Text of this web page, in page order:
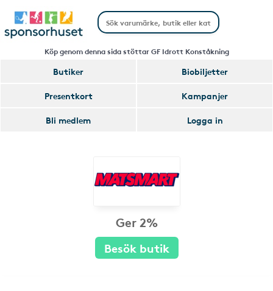
Köp genom denna sida stöttar GF Idrott Konståkning
Butiker
Biobiljetter
Presentkort
Kampanjer
Bli medlem
Logga in
Ger 2%
Besök butik